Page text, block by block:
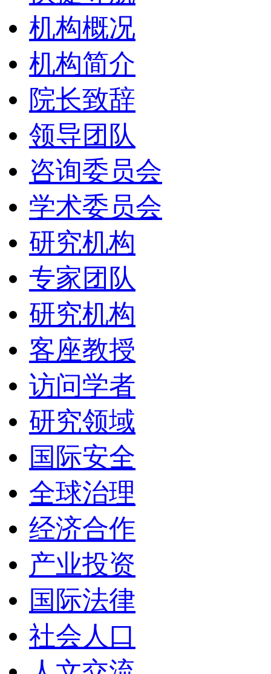
机构概况
机构简介
院长致辞
领导团队
咨询委员会
学术委员会
研究机构
专家团队
研究机构
客座教授
访问学者
研究领域
国际安全
全球治理
经济合作
产业投资
国际法律
社会人口